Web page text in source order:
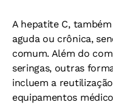
A hepatite C,
aguda ou crônica,
comum. Além do
seringas, outras
incluem a
equipamentos